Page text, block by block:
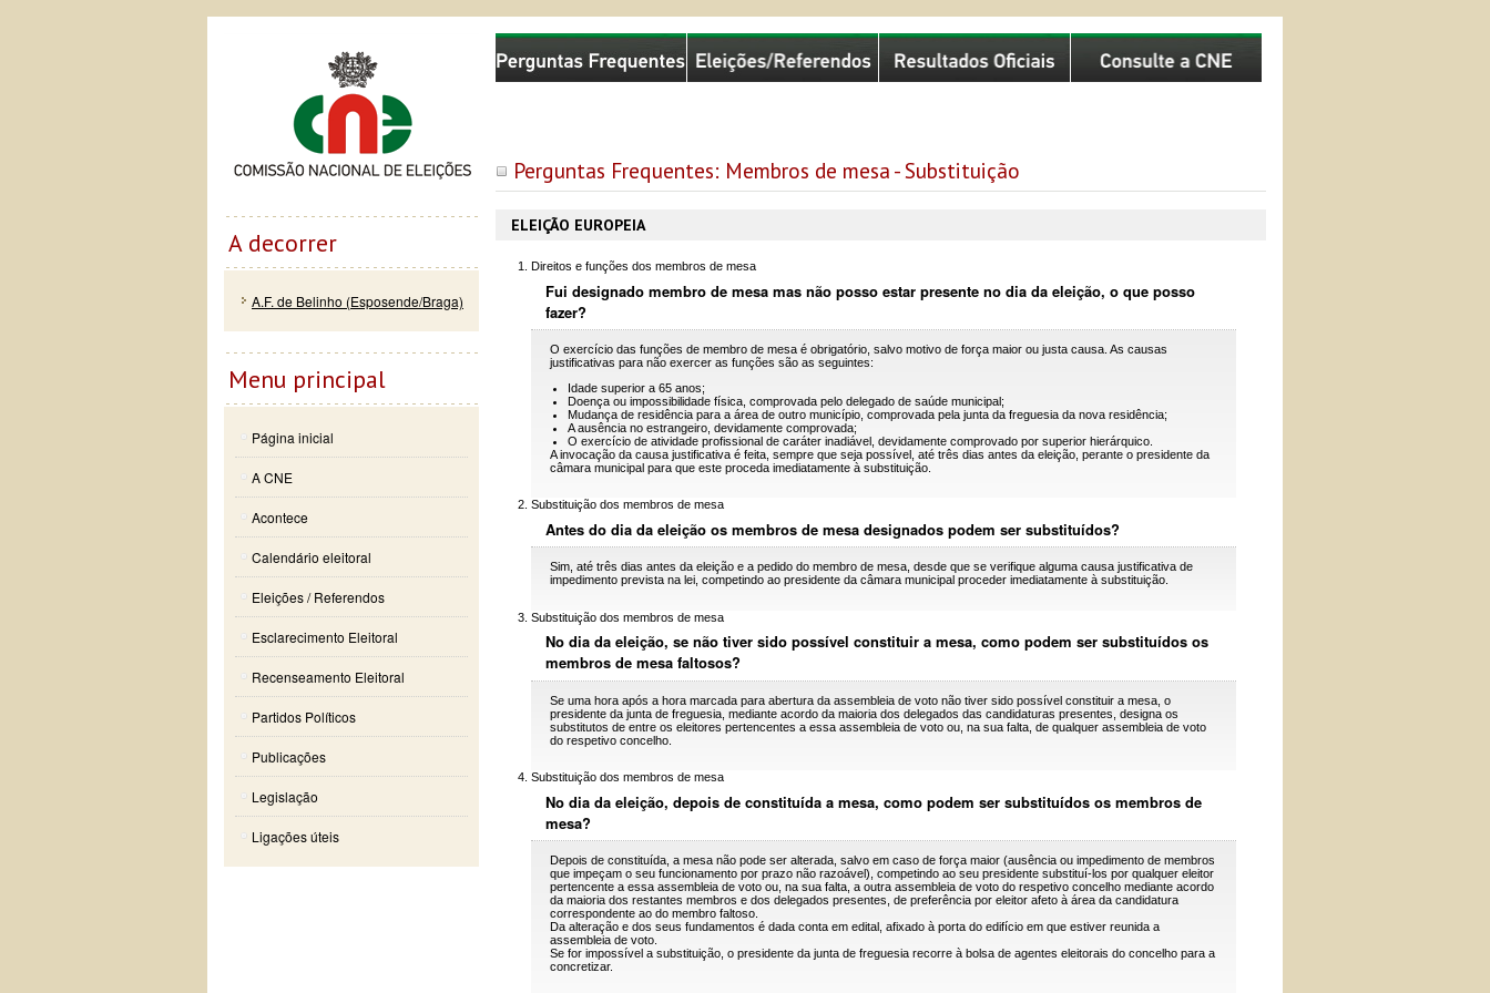
Perguntas Frequentes: Membros de mesa - Substituição
ELEIÇÃO EUROPEIA
Direitos e funções dos membros de mesa
Fui designado membro de mesa mas não posso estar presente no dia da eleição, o que posso
fazer?
O exercício das funções de membro de mesa é obrigatório, salvo motivo de força maior ou justa causa. As causas
justificativas para não exercer as funções são as seguintes:
Idade superior a 65 anos;
Doença ou impossibilidade física, comprovada pelo delegado de saúde municipal;
Mudança de residência para a área de outro município, comprovada pela junta da freguesia da nova residência;
A ausência no estrangeiro, devidamente comprovada;
O exercício de atividade profissional de caráter inadiável, devidamente comprovado por superior hierárquico.
A invocação da causa justificativa é feita, sempre que seja possível, até três dias antes da eleição, perante o presidente da
câmara municipal para que este proceda imediatamente à substituição.
Substituição dos membros de mesa
Antes do dia da eleição os membros de mesa designados podem ser substituídos?
Sim, até três dias antes da eleição e a pedido do membro de mesa, desde que se verifique alguma causa justificativa de
impedimento prevista na lei, competindo ao presidente da câmara municipal proceder imediatamente à substituição.
Substituição dos membros de mesa
No dia da eleição, se não tiver sido possível constituir a mesa, como podem ser substituídos os
membros de mesa faltosos?
Se uma hora após a hora marcada para abertura da assembleia de voto não tiver sido possível constituir a mesa, o
presidente da junta de freguesia, mediante acordo da maioria dos delegados das candidaturas presentes, designa os
substitutos de entre os eleitores pertencentes a essa assembleia de voto ou, na sua falta, de qualquer assembleia de voto
do respetivo concelho.
Substituição dos membros de mesa
No dia da eleição, depois de constituída a mesa, como podem ser substituídos os membros de
mesa?
Depois de constituída, a mesa não pode ser alterada, salvo em caso de força maior (ausência ou impedimento de membros
que impeçam o seu funcionamento por prazo não razoável), competindo ao seu presidente substituí-los por qualquer eleitor
pertencente a essa assembleia de voto ou, na sua falta, a outra assembleia de voto do respetivo concelho mediante acordo
da maioria dos restantes membros e dos delegados presentes, de preferência por eleitor afeto à área da candidatura
correspondente ao do membro faltoso.
Da alteração e dos seus fundamentos é dada conta em edital, afixado à porta do edifício em que estiver reunida a
assembleia de voto.
Se for impossível a substituição, o presidente da junta de freguesia recorre à bolsa de agentes eleitorais do concelho para a
concretizar.
Comissão Nacional de Eleições
A decorrer
A.F. de Belinho (Esposende/Braga)
Menu principal
Página inicial
A CNE
Acontece
Calendário eleitoral
Eleições / Referendos
Esclarecimento Eleitoral
Recenseamento Eleitoral
Partidos Políticos
Publicações
Legislação
Ligações úteis